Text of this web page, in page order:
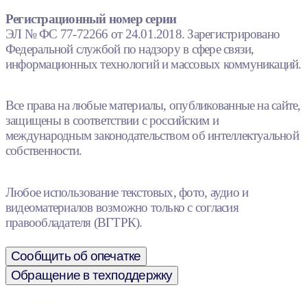
Регистрационный номер серии
ЭЛ № ФС 77-72266 от 24.01.2018. Зарегистрировано
Федеральной службой по надзору в сфере связи,
информационных технологий и массовых коммуникаций.
Все права на любые материалы, опубликованные на сайте,
защищены в соответствии с российским и
международным законодательством об интеллектуальной
собственности.
Любое использование текстовых, фото, аудио и
видеоматериалов возможно только с согласия
правообладателя (ВГТРК).
Сообщить об опечатке
Обращение в техподдержку